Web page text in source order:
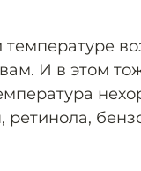
И в этом
ретинола,